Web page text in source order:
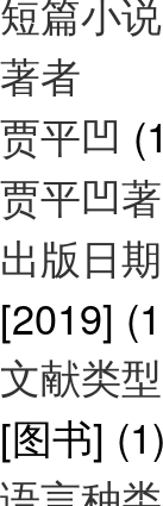
短篇小说
著者
贾平凹
贾平凹著
出版日期
[2019]
文献类型
[图书] (1)